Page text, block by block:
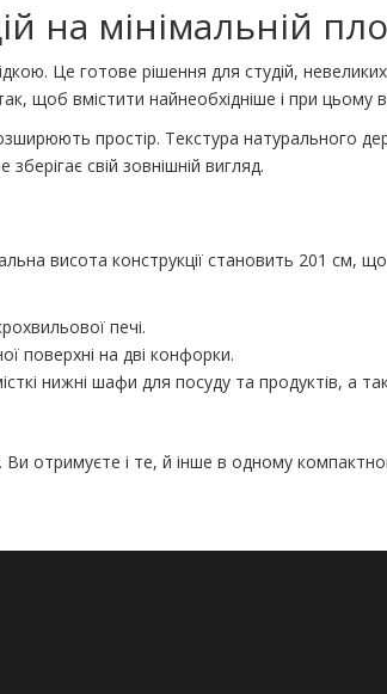
на мінімальній
Це готове рішення для студій,
щоб вмістити найнеобхідніше і при цьому
простір. Текстура натурального
свій зовнішній вигляд.
висота конструкції становить 201 см,
печі.
поверхні на дві конфорки.
нижні шафи для посуду та продуктів, а
отримуєте і те, й інше в одному